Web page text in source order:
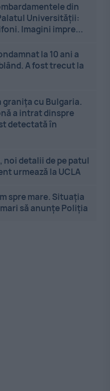
din
Universității:
Imagini impre...
la 10 ani a
A fost trecut la
granița cu Bulgaria.
a intrat dinspre
detectată în
noi detalii de pe patul
urmează la UCLA
spre mare. Situația
să anunțe Poliția